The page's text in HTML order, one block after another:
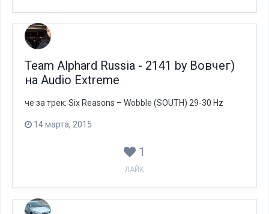
Team Alphard Russia - 2141 by Вовчег)
на Audio Extreme
че за трек: Six Reasons – Wobble (SOUTH) 29-30 Hz
14 марта, 2015
1
ЛАЙК